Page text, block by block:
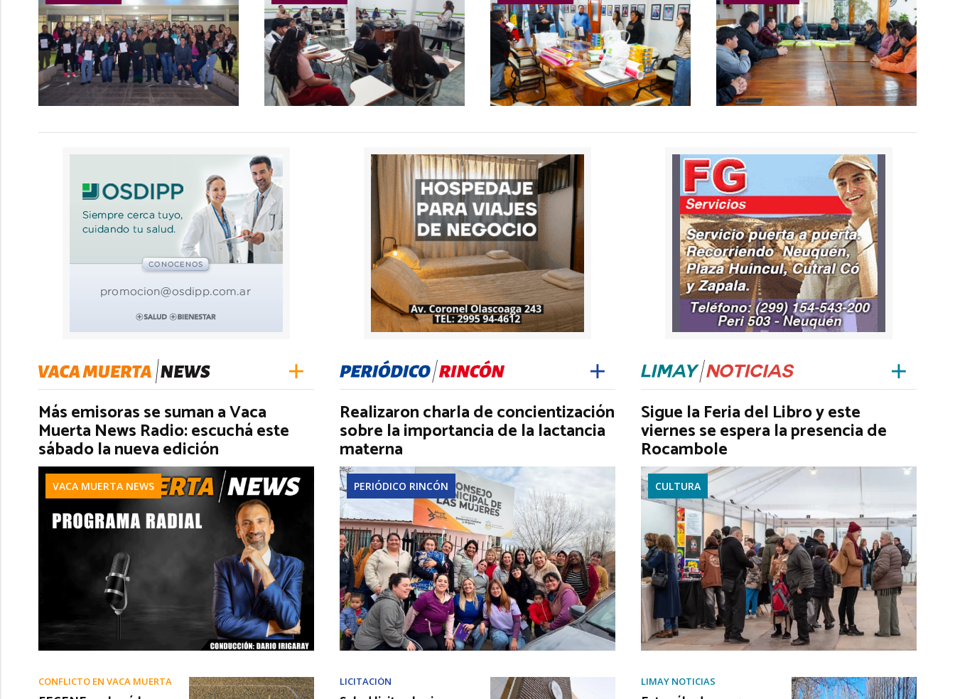
Más emisoras se suman a Vaca
Muerta News Radio: escuchá este
sábado la nueva edición
VACA MUERTA NEWS
CONFLICTO EN VACA MUERTA
Realizaron charla de concientización
sobre la importancia de la lactancia
materna
PERIÓDICO RINCÓN
LICITACIÓN
Sigue la Feria del Libro y este
viernes se espera la presencia de
Rocambole
CULTURA
LIMAY NOTICIAS